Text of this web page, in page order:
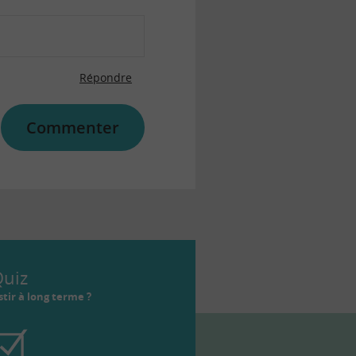
Répondre
Commenter
à long terme ?